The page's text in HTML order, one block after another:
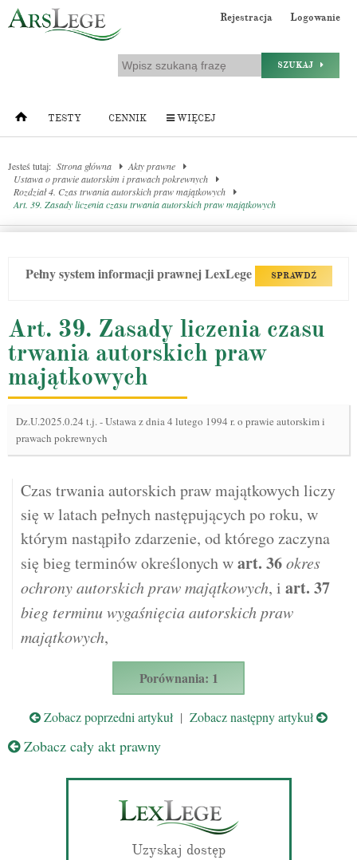
Rejestracja Logowanie
SZUKAJ
TESTY CENNIK WIĘCEJ
Jesteś tutaj: Strona główna
Akty prawne
Ustawa o prawie autorskim i prawach pokrewnych
Rozdział 4. Czas trwania autorskich praw majątkowych
Art. 39. Zasady liczenia czasu trwania autorskich praw majątkowych
Pełny system informacji prawnej LexLege SPRAWDŹ
Art. 39. Zasady liczenia czasu
trwania autorskich praw
majątkowych
Dz.U.2025.0.24 t.j.-Ustawa z dnia 4 lutego 1994 r. o prawie autorskim i
prawach pokrewnych
Czas trwania autorskich praw majątkowych liczy
się w latach pełnych następujących po roku, w
którym nastąpiło zdarzenie, od którego zaczyna
się bieg terminów określonych wart. 36okres
ochrony autorskich praw majątkowych, i art. 37
bieg terminu wygaśnięcia autorskich praw
majątkowych,
Porównania: 1
Zobacz poprzedni artykuł | Zobacz następny artykuł
Zobacz cały akt prawny
Uzyskaj dostęp